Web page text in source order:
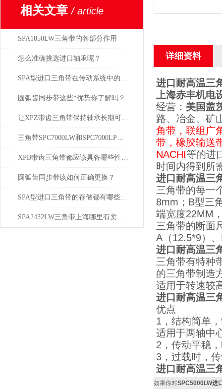
相关文章/ article
SPA1850LW三角带的各部分作用
怎么准确挑选进口轴承呢？
SPA型进口三角带在传动系统中的重要性
圆弧齿同步带这些*优势你了解吗？
让XPZ带齿三角带保持轴承长期可靠地运作的保养措施
三角带SPC7000LW和SPC7000LP区别究竟在哪里？
XPB带齿三角带都应该具备哪些性能？
圆弧齿同步带该如何正确更换？
SPA型进口三角带的存储都有哪些学问？
SPA2432LW三角带上海哪里有卖？质量怎么样？
详细资料
进口耐高温三
上海赤丰机电
经营 ： 美国盖
路、冶金、矿
角带，联组广
带，橡胶输送
NACHI等的进
时间内得到所
进口耐高温三
三角带的每一
8mm；B型三
端宽度22MM
三角带的断面
A（12.5*9）
进口耐高温三
三角带有特种
的三角带制造
适用于转速较
进口耐高温三
优点
1，结构简单
适用于两轴中
2，传动平稳
3，过载时，
进口耐高温三
如果你对SPC5000LW进